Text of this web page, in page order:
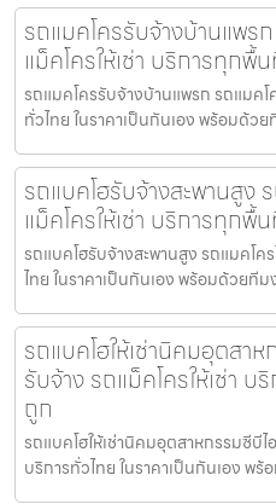
รถแมคโครรับจ้างบ้านแพร
แม็คโครให้เช่า บริการทุกพื้
รถแมคโครรับจ้างบ้านแพรก รถแมคโ
ทั่วไทย ในราคาเป็นกันเอง พร้อมด้ว
รถแบคโฮรับจ้างสะพานสูง
แม็คโครให้เช่า บริการทุกพื้
รถแบคโฮรับจ้างสะพานสูง รถแมคโค
ไทย ในราคาเป็นกันเอง พร้อมด้วยที
รถแบคโฮให้เช่านิคมอุตสา
รับจ้าง รถแม็คโครให้เช่า
ถูก
รถแบคโฮให้เช่านิคมอุตสาหกรรมซีบีไ
บริการทั่วไทย ในราคาเป็นกันเอง พ